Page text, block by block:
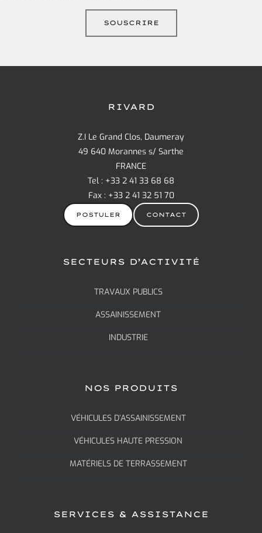
RIVARD
Z.I Le Grand Clos, Daumeray
49 640 Morannes s/ Sarthe
FRANCE
Tel : +33 2 41 33 68 68
Fax : +33 2 41 32 51 70
POSTULER CONTACT
SECTEURS D’ACTIVITÉ
TRAVAUX PUBLICS
ASSAINISSEMENT
INDUSTRIE
NOS PRODUITS
VÉHICULES D’ASSAINISSEMENT
VÉHICULES HAUTE PRESSION
MATÉRIELS DE TERRASSEMENT
SERVICES & ASSISTANCE